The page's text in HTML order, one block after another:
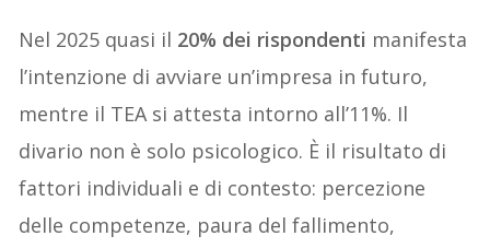
Nel 2025 quasi il 20% dei rispondenti manifesta
l’intenzione di avviare un’impresa in futuro,
mentre il TEA si attesta intorno all’11%. Il
divario non è solo psicologico. È il risultato di
fattori individuali e di contesto: percezione
delle competenze, paura del fallimento,